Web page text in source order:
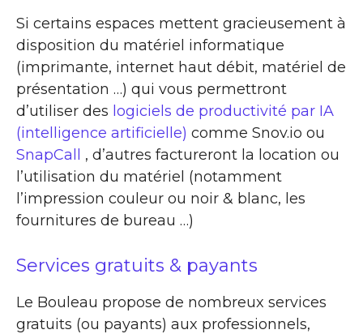
Si certains espaces mettent gracieusement à
disposition du matériel informatique
(imprimante, internet haut débit, matériel de
présentation …) qui vous permettront
d’utiliser des logiciels de productivité par IA
(intelligence artificielle) comme Snov.io ou
SnapCall
, d’autres factureront la location ou
l’utilisation du matériel (notamment
l’impression couleur ou noir & blanc, les
fournitures de bureau …)
Services gratuits & payants
Le Bouleau propose de nombreux services
gratuits (ou payants) aux professionnels,